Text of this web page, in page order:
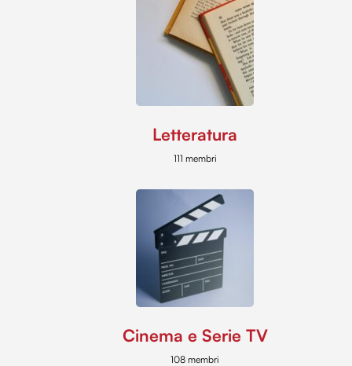
Letteratura
111 membri
Cinema e Serie TV
108 membri